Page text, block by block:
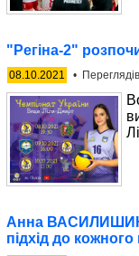
"Регіна-2"
08.10.2021 •
Анна
підхід до